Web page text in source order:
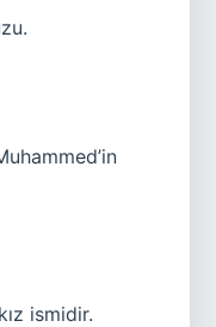
ismidir.